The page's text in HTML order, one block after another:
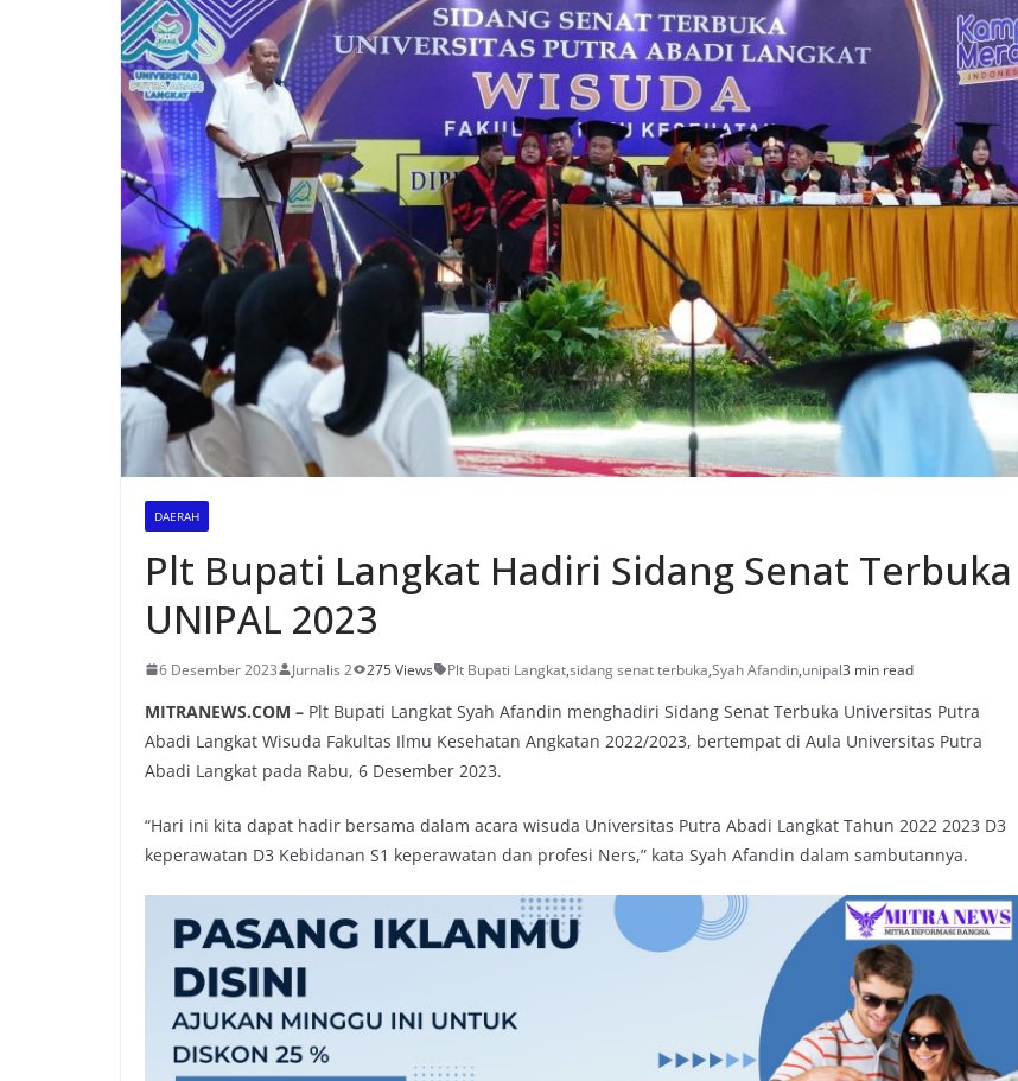
DAERAH
Plt Bupati Langkat Hadiri Sidang Senat Terbuka
UNIPAL 2023
6 Desember 2023 Jurnalis 2 275 Views Plt Bupati Langkat,sidang senat terbuka,Syah Afandin,unipal3 min read
MITRANEWS.COM – Plt Bupati Langkat Syah Afandin menghadiri Sidang Senat Terbuka Universitas Putra
Abadi Langkat Wisuda Fakultas Ilmu Kesehatan Angkatan 2022/2023, bertempat di Aula Universitas Putra
Abadi Langkat pada Rabu, 6 Desember 2023.
“Hari ini kita dapat hadir bersama dalam acara wisuda Universitas Putra Abadi Langkat Tahun 2022 2023 D3
keperawatan D3 Kebidanan S1 keperawatan dan profesi Ners,” kata Syah Afandin dalam sambutannya.